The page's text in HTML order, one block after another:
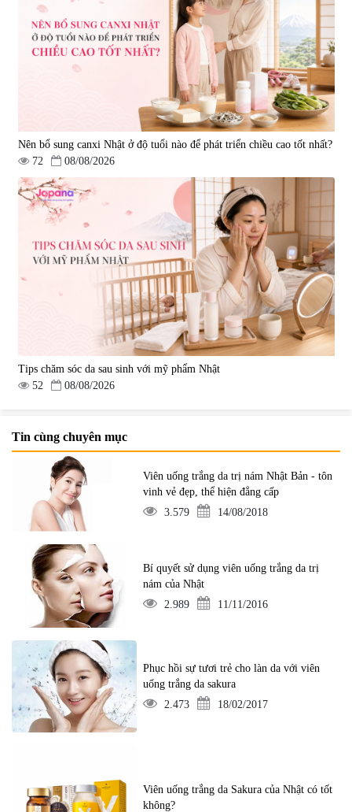
Nên bổ sung canxi Nhật ở độ tuổi nào để phát triển chiều cao tốt nhất?
72
08/08/2026
Tips chăm sóc da sau sinh với mỹ phẩm Nhật
52
08/08/2026
Tin cùng chuyên mục
Viên uống trắng da trị nám Nhật Bản - tôn
vinh vẻ đẹp, thể hiện đẳng cấp
3.579
14/08/2018
Bí quyết sử dụng viên uống trắng da trị
nám của Nhật
2.989
11/11/2016
Phục hồi sự tươi trẻ cho làn da với viên
uống trắng da sakura
2.473
18/02/2017
Viên uống trắng da Sakura của Nhật có tốt
không?